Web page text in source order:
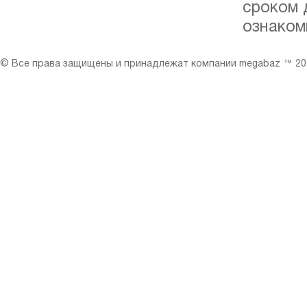
сроком
© Все права защищены и принадлежат компании megabaz ™